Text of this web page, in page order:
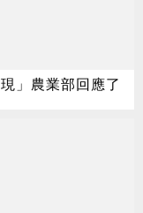
」農業部回應了